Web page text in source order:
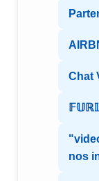
Chat
nos